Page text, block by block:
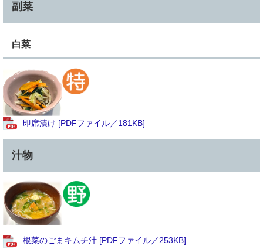
副菜
白菜
即席漬け [PDFファイル／181KB]
汁物
根菜のごまキムチ汁 [PDFファイル／253KB]